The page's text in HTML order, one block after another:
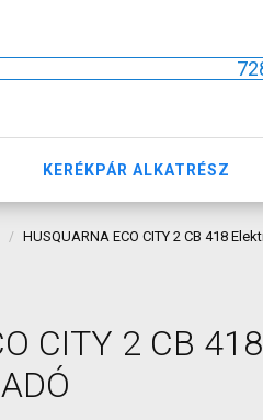
KERÉKPÁR ALKATRÉSZ
HUSQUARNA ECO CITY 2 CB 418
CITY 2 CB